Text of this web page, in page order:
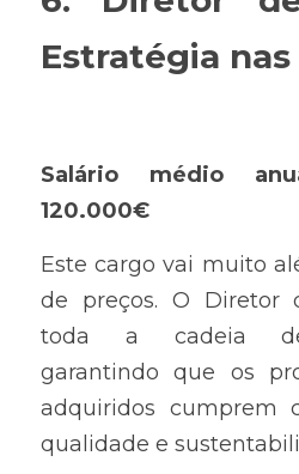
Estratégia
Salário médio
120.000€
Este cargo vai muito
de preços. O Diretor
toda a cadeia de
garantindo que os
adquiridos cumprem
qualidade e